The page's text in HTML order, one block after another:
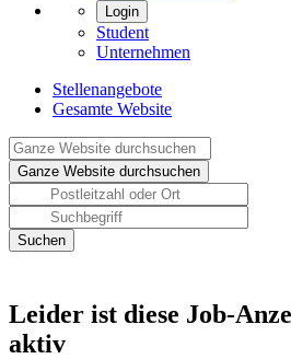
Login
Student
Unternehmen
Stellenangebote
Gesamte Website
Leider ist diese Job-
aktiv